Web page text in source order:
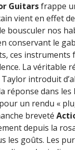
Guitarsfrappe
vient en effet
bousculer nos
conservant le
ces
La véritable
introduit
dans les
pour un rendu «
breveté
depuis la
les goûts. Les